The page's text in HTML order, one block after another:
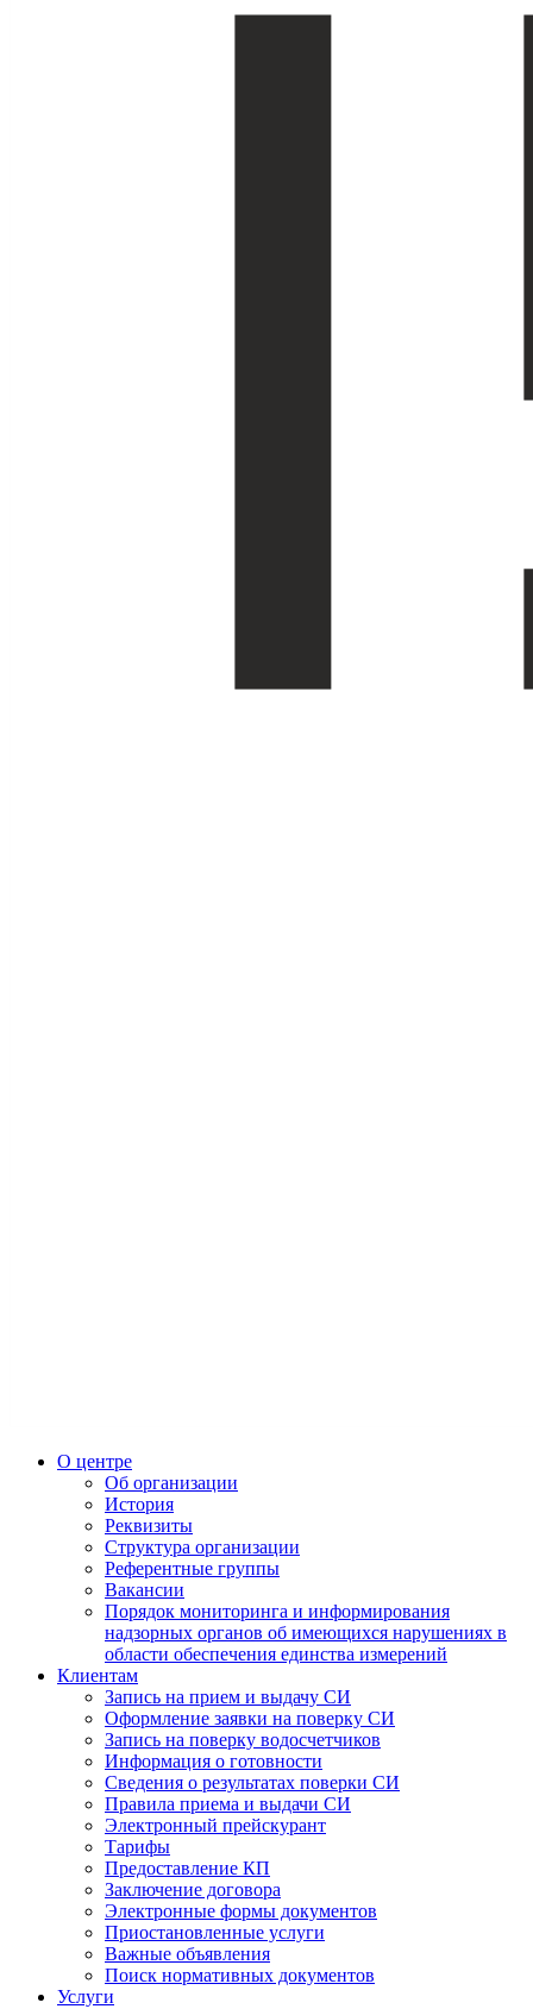
О центре
Об организации
История
Реквизиты
Структура организации
Референтные группы
Вакансии
Порядок мониторинга и информирования
надзорных органов об имеющихся нарушениях в
области обеспечения единства измерений
Клиентам
Запись на прием и выдачу СИ
Оформление заявки на поверку СИ
Запись на поверку водосчетчиков
Информация о готовности
Сведения о результатах поверки СИ
Правила приема и выдачи СИ
Электронный прейскурант
Тарифы
Предоставление КП
Заключение договора
Электронные формы документов
Приостановленные услуги
Важные объявления
Поиск нормативных документов
Услуги